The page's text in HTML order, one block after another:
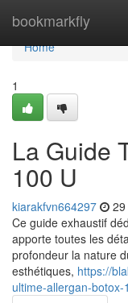
bookmarkfly
Home
Home
1
La Guide
100 U
kiarakfvn664297
Ce guide exhaustif
apporte toutes les
profondeur la nature
esthétiques, https://
ultime-allergan-